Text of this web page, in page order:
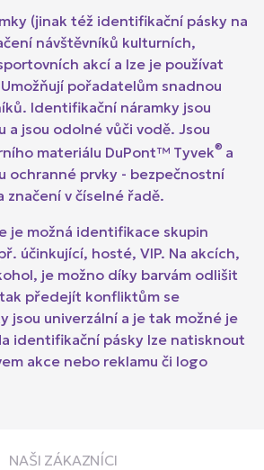
(jinak též identifikační pásky na
návštěvníků kulturních,
akcí a lze je používat
pořadatelům snadnou
Identifikační náramky jsou
a jsou odolné vůči vodě. Jsou
materiálu DuPont™ Tyvek® a
ochranné prvky - bezpečnostní
značení v číselné řadě.
je možná identifikace skupin
účinkující, hosté, VIP. Na akcích,
je možno díky barvám odlišit
předejít konfliktům se
jsou univerzální a je tak možné je
identifikační pásky lze natisknout
akce nebo reklamu či logo
NAŠI ZÁKAZNÍCI